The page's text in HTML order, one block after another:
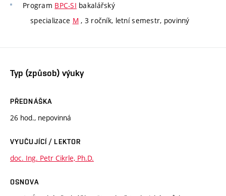
Program BPC-SI bakalářský
specializace M , 3 ročník, letní semestr, povinný
Typ (způsob) výuky
PŘEDNÁŠKA
26 hod., nepovinná
VYUČUJÍCÍ / LEKTOR
doc. Ing. Petr Cikrle, Ph.D.
OSNOVA